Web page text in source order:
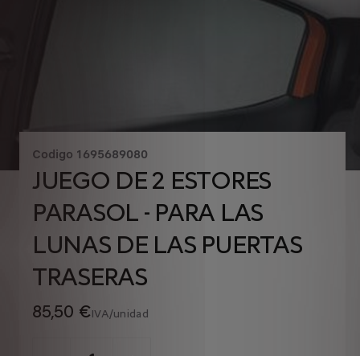
Codigo 1695689080
JUEGO DE 2 ESTORES
PARASOL - PARA LAS
LUNAS DE LAS PUERTAS
TRASERAS
85,50 €IVA/unidad